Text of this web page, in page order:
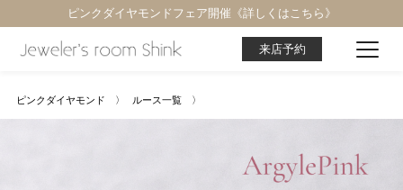
ピンクダイヤモンドフェア開催《詳しくはこちら》
来店予約
ピンクダイヤモンド 〉 ルース一覧 〉